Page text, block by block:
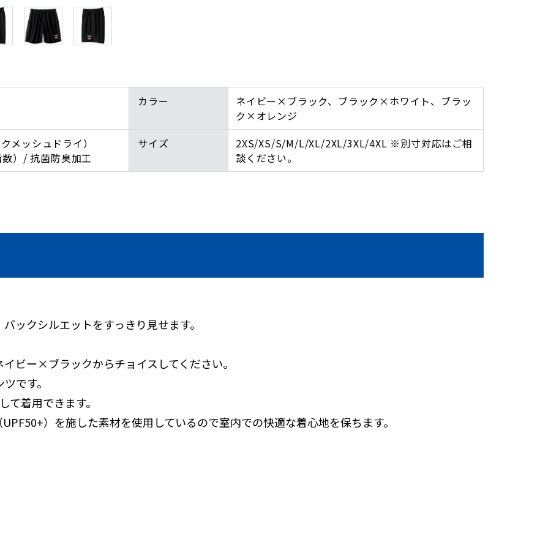
カラー
ネイビー×ブラック、ブラック×ホワイト、ブラッ
ク×オレンジ
メッシュドライ）
）/ 抗菌防臭加工
サイズ
2XS/XS/S/M/L/XL/2XL/3XL/4XL ※別寸対応はご相
談ください。
ックシルエットをすっきり見せます。
ビー×ブラックからチョイスしてください。
です。
着用できます。
）を施した素材を使用しているので室内での快適な着心地を保ちます。